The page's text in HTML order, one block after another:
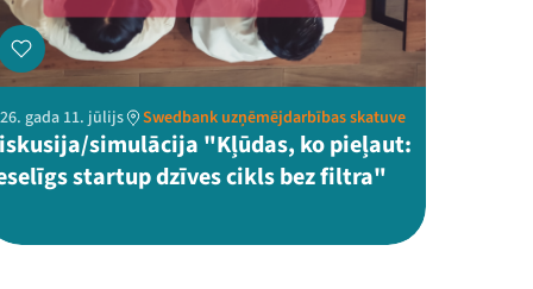
gada 11. jūlijs Swedbank uzņēmējdarbības skatuve
simulācija "Kļūdas, ko pieļaut:
startup dzīves cikls bez filtra"